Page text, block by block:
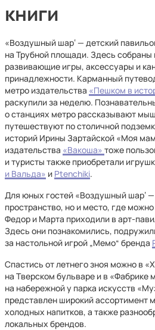
книги
«Воздушный шар‘ — детский
на Трубной площади. Здесь собраны
развивающие игры, аксессуары и
принадлежности. Карманный
метро издательства «Пешком в
раскупили за неделю.
о станциях метро рассказывают
путешествуют по столичной
историй Ирины Зартайской «Моя
издательства «Вакоша» тоже
и туристы также приобретали
и Вальда» и Ptenchiki.
Для юных гостей «Воздушный шар‘ —
пространство, но и место, где
Федор и Марта приходили в арт-
Здесь они познакомились,
за настольной игрой „Мемо“ бренда
Спастись от летнего зноя можно в
на Тверском бульваре и в «Фабрике
на набережной у парка искусств
представлен широкий ассортимент
холодных напитков, а также
локальных брендов.